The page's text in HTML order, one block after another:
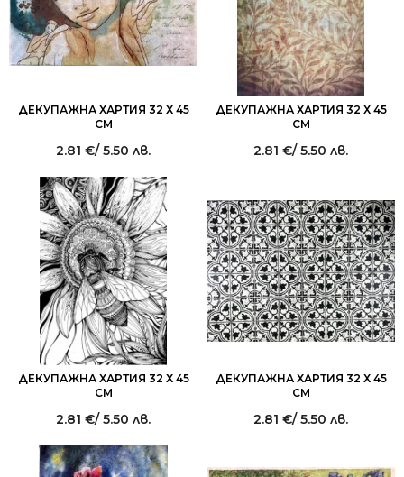
ДЕКУПАЖНА ХАРТИЯ 32 Х 45
СМ
2.81 €/ 5.50 лв.
ДЕКУПАЖНА ХАРТИЯ 32 Х 45
СМ
2.81 €/ 5.50 лв.
ДЕКУПАЖНА ХАРТИЯ 32 Х 45
СМ
2.81 €/ 5.50 лв.
ДЕКУПАЖНА ХАРТИЯ 32 Х 45
СМ
2.81 €/ 5.50 лв.